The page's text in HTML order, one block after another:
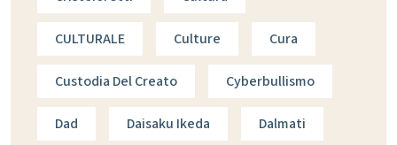
CULTURALE Culture Cura
Custodia Del Creato Cyberbullismo
Dad Daisaku Ikeda Dalmati